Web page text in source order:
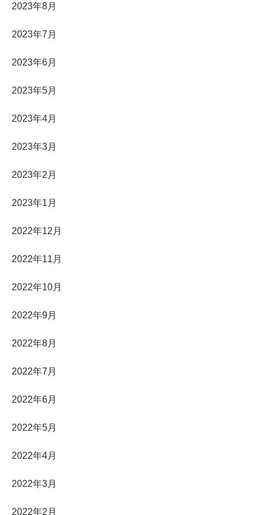
2023年8月
2023年7月
2023年6月
2023年5月
2023年4月
2023年3月
2023年2月
2023年1月
2022年12月
2022年11月
2022年10月
2022年9月
2022年8月
2022年7月
2022年6月
2022年5月
2022年4月
2022年3月
2022年2月